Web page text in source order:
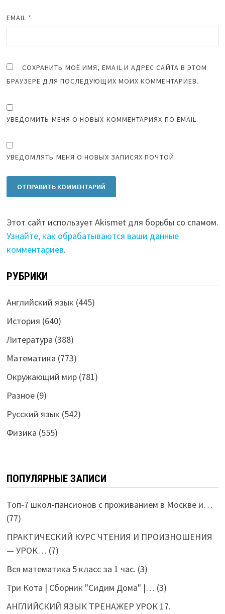
EMAIL *
СОХРАНИТЬ МОЁ ИМЯ, EMAIL И АДРЕС САЙТА В ЭТОМ
БРАУЗЕРЕ ДЛЯ ПОСЛЕДУЮЩИХ МОИХ КОММЕНТАРИЕВ.
УВЕДОМИТЬ МЕНЯ О НОВЫХ КОММЕНТАРИЯХ ПО EMAIL.
УВЕДОМЛЯТЬ МЕНЯ О НОВЫХ ЗАПИСЯХ ПОЧТОЙ.
Этот сайт использует Akismet для борьбы со спамом.
Узнайте, как обрабатываются ваши данные
комментариев.
РУБРИКИ
Английский язык (445)
История (640)
Литература (388)
Математика (773)
Окружающий мир(781)
Разное(9)
Русский язык (542)
Физика (555)
ПОПУЛЯРНЫЕ ЗАПИСИ
Топ-7 школ-пансионов с проживанием в Москве и…
(77)
ПРАКТИЧЕСКИЙ КУРС ЧТЕНИЯ И ПРОИЗНОШЕНИЯ
— УРОК… (7)
Вся математика 5 класс за 1 час. (3)
Три Кота | Сборник "Сидим Дома" |… (3)
АНГЛИЙСКИЙ ЯЗЫК ТРЕНАЖЕР УРОК 17.